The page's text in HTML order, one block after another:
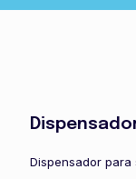
Dispensador para